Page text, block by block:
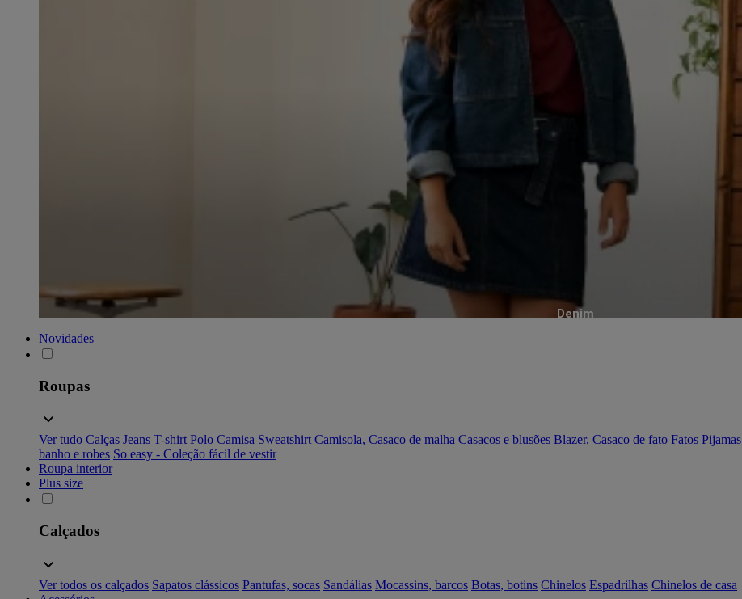
Denim
Novidades
Roupas
Ver tudo Calças Jeans T-shirt Polo Camisa Sweatshirt Camisola, Casaco de malha Casacos e blusões Blazer, Casaco de fato Fatos Pijamas
banho e robes So easy - Coleção fácil de vestir
Roupa interior
Plus size
Calçados
Ver todos os calçados Sapatos clássicos Pantufas, socas Sandálias Mocassins, barcos Botas, botins Chinelos Espadrilhas Chinelos de casa